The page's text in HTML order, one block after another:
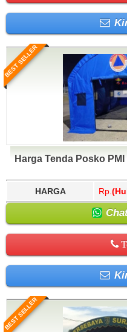
BEST SELLER
Harga Tenda Posko
HARGA Rp.
BEST SELLER